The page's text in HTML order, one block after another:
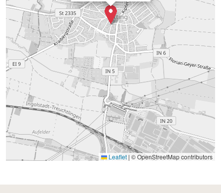
Leaflet | © OpenStreetMap contributors